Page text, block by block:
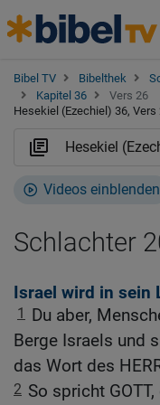
Bibel TV Bibelthek
Kapitel 36
Vers 26
Hesekiel (Ezechiel) 36, Vers
Videos einblenden
Schlachter
Israel wird in sein
1
Du aber,
Berge Israels und
das Wort des
2 So spricht